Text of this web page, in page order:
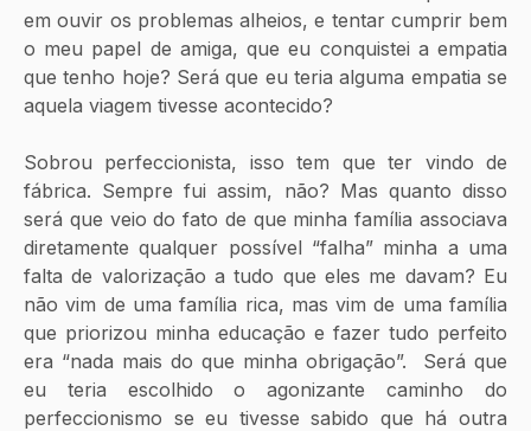
em ouvir os problemas alheios, e tentar cumprir bem
o meu papel de amiga, que eu conquistei a empatia
que tenho hoje? Será que eu teria alguma empatia se
aquela viagem tivesse acontecido?
Sobrou perfeccionista, isso tem que ter vindo de
fábrica. Sempre fui assim, não? Mas quanto disso
será que veio do fato de que minha família associava
diretamente qualquer possível “falha” minha a uma
falta de valorização a tudo que eles me davam? Eu
não vim de uma família rica, mas vim de uma família
que priorizou minha educação e fazer tudo perfeito
era “nada mais do que minha obrigação”.  Será que
eu teria escolhido o agonizante caminho do
perfeccionismo se eu tivesse sabido que há outra